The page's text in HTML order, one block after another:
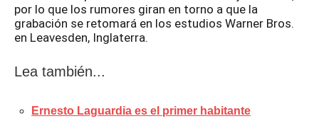
por lo que los rumores giran en torno a que la
grabación se retomará en los estudios Warner Bros.
en Leavesden, Inglaterra.
Lea también...
Ernesto Laguardia es el primer habitante